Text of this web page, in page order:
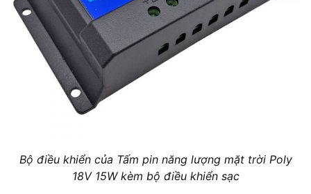
Bộ điều khiển của Tấm pin năng lượng mặt trời Poly
18V 15W kèm bộ điều khiển sạc